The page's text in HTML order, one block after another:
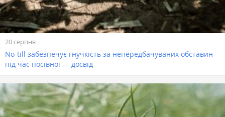
20 серпня
No-till забезпечує гнучкість за непередбачуваних обставин
під час посівної — досвід